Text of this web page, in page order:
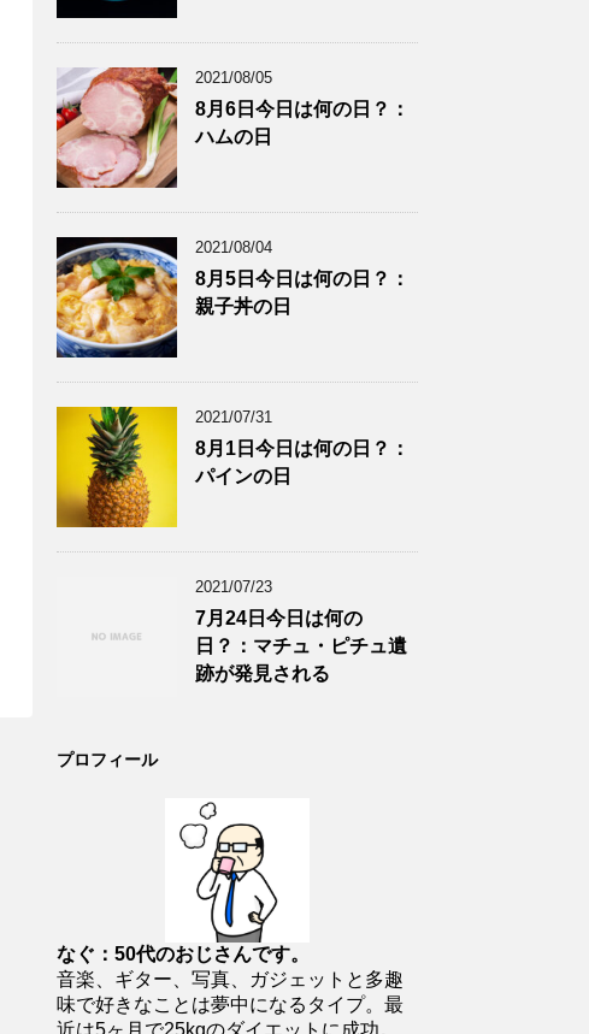
2021/08/05
8月6日今日は何の日？：
ハムの日
2021/08/04
8月5日今日は何の日？：
親子丼の日
2021/07/31
8月1日今日は何の日？：
パインの日
2021/07/23
7月24日今日は何の
日？：マチュ・ピチュ遺
跡が発見される
プロフィール
なぐ：50代のおじさんです。
音楽、ギター、写真、ガジェットと多趣
味で好きなことは夢中になるタイプ。最
近は5ヶ月で25kgのダイエットに成功。